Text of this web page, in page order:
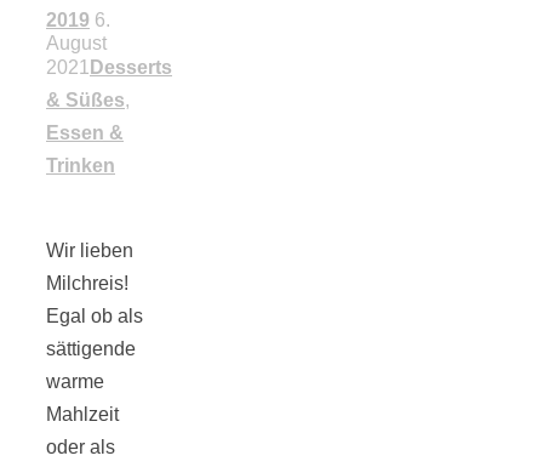
2019 6.
August
2021 Desserts
& Süßes,
Essen &
Trinken
Wir lieben
Milchreis!
Egal ob als
sättigende
warme
Mahlzeit
oder als